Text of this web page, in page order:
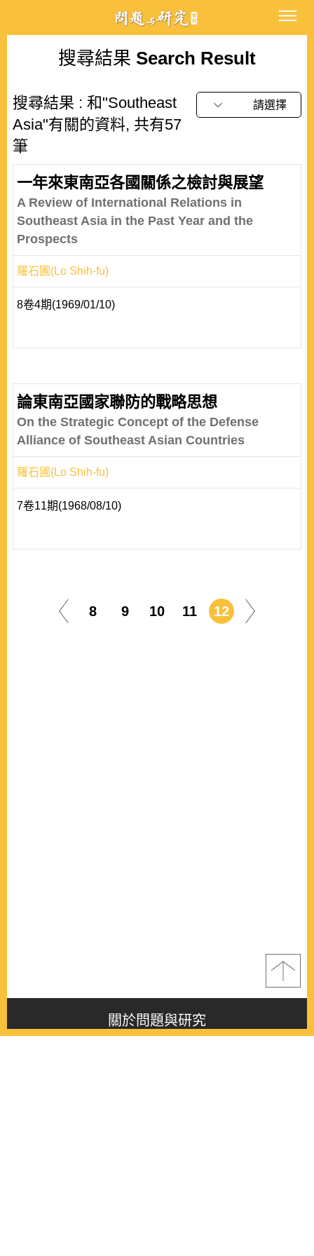
搜尋結果 Search Result
搜尋結果 : 和"Southeast
Asia"有關的資料, 共有57
筆
請選擇
一年來東南亞各國關係之檢討與展望
A Review of International Relations in
Southeast Asia in the Past Year and the
Prospects
羅石圃(Lo Shih-fu)
8卷4期(1969/01/10)
論東南亞國家聯防的戰略思想
On the Strategic Concept of the Defense
Alliance of Southeast Asian Countries
羅石圃(Lo Shih-fu)
7卷11期(1968/08/10)
8 9 10 11 12
關於問題與研究
About this journal